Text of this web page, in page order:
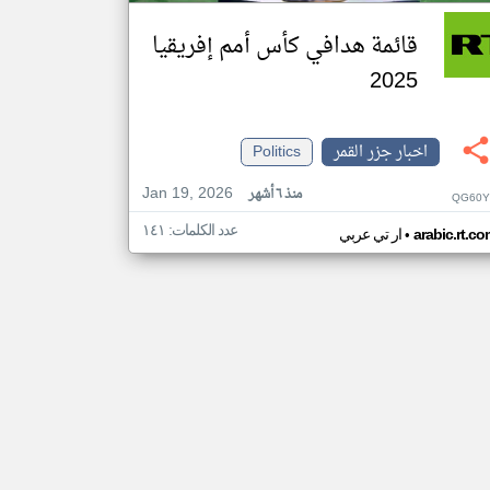
قائمة هدافي كأس أمم إفريقيا
2025
اخبار جزر القمر
Politics
Jan 19, 2026
منذ ٦ أشهر
ار تي عربي• عدد الكلمات: ١٤١